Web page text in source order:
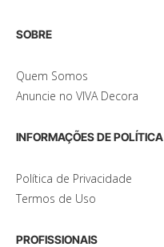
SOBRE
Quem Somos
Anuncie no VIVA Decora
INFORMAÇÕES DE POLÍTICA
Política de Privacidade
Termos de Uso
PROFISSIONAIS